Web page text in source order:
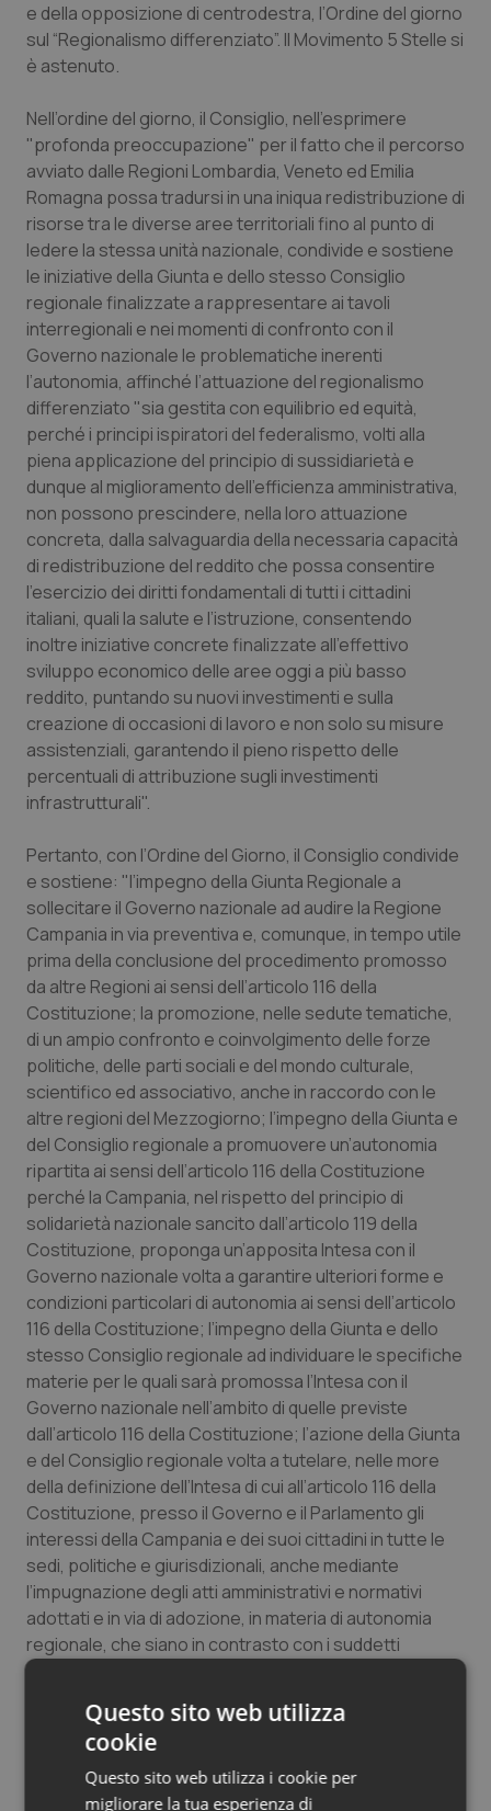
Friuli Venezia Giulia
Liguria
Lombardia
Marche
Molise
Piemonte
Provincia Autonoma di Bolzano
Provincia Autonoma di Trento
Puglia
Sardegna
Sicilia
Toscana
Umbria
Veneto
Dermatite Atopica
Disturbi dell’umore
Dolore
Donna & Salute
Epatiti
HIV
Infezioni & Febbre
Ipertensione & Scompenso
Malattie rare
Malattia di Crohn & Rettocolite Ulcerosa
Neuroscienze & patologie neurodegenerative
Obesità
Oftalmologia
Oncoematologia
Oncologia & Nutrizione
Psoriasi & pelle
Quotidiano Cardiologia
Quotidiano Chirurgia
Quotidiano Oncologia
Quotidiano Pediatria
Rene & patologie urogenitali
Salute orale & impianti
Sangue & coagulazione
Tiroide
Tumore al seno
Tumore ovarico
Tumori del Polmone & Testa Collo
Ulcera & Reflusso
Vaccini
e della opposizione di centrodestra, l’Ordine del giorno
sul “Regionalismo differenziato”. Il Movimento 5 Stelle si
è astenuto.
Nell’ordine del giorno, il Consiglio, nell’esprimere
"profonda preoccupazione" per il fatto che il percorso
avviato dalle Regioni Lombardia, Veneto ed Emilia
Romagna possa tradursi in una iniqua redistribuzione di
risorse tra le diverse aree territoriali fino al punto di
ledere la stessa unità nazionale, condivide e sostiene
le iniziative della Giunta e dello stesso Consiglio
regionale finalizzate a rappresentare ai tavoli
interregionali e nei momenti di confronto con il
Governo nazionale le problematiche inerenti
l’autonomia, affinché l’attuazione del regionalismo
differenziato "sia gestita con equilibrio ed equità,
perché i principi ispiratori del federalismo, volti alla
piena applicazione del principio di sussidiarietà e
dunque al miglioramento dell’efficienza amministrativa,
non possono prescindere, nella loro attuazione
concreta, dalla salvaguardia della necessaria capacità
di redistribuzione del reddito che possa consentire
l’esercizio dei diritti fondamentali di tutti i cittadini
italiani, quali la salute e l’istruzione, consentendo
inoltre iniziative concrete finalizzate all’effettivo
sviluppo economico delle aree oggi a più basso
reddito, puntando su nuovi investimenti e sulla
creazione di occasioni di lavoro e non solo su misure
assistenziali, garantendo il pieno rispetto delle
percentuali di attribuzione sugli investimenti
infrastrutturali".
Pertanto, con l’Ordine del Giorno, il Consiglio condivide
e sostiene: "l’impegno della Giunta Regionale a
sollecitare il Governo nazionale ad audire la Regione
Campania in via preventiva e, comunque, in tempo utile
prima della conclusione del procedimento promosso
da altre Regioni ai sensi dell’articolo 116 della
Costituzione; la promozione, nelle sedute tematiche,
di un ampio confronto e coinvolgimento delle forze
politiche, delle parti sociali e del mondo culturale,
scientifico ed associativo, anche in raccordo con le
altre regioni del Mezzogiorno; l’impegno della Giunta e
del Consiglio regionale a promuovere un’autonomia
ripartita ai sensi dell’articolo 116 della Costituzione
perché la Campania, nel rispetto del principio di
solidarietà nazionale sancito dall’articolo 119 della
Costituzione, proponga un’apposita Intesa con il
Governo nazionale volta a garantire ulteriori forme e
condizioni particolari di autonomia ai sensi dell’articolo
116 della Costituzione; l’impegno della Giunta e dello
stesso Consiglio regionale ad individuare le specifiche
materie per le quali sarà promossa l’Intesa con il
Governo nazionale nell’ambito di quelle previste
dall’articolo 116 della Costituzione; l’azione della Giunta
e del Consiglio regionale volta a tutelare, nelle more
della definizione dell’Intesa di cui all’articolo 116 della
Costituzione, presso il Governo e il Parlamento gli
interessi della Campania e dei suoi cittadini in tutte le
sedi, politiche e giurisdizionali, anche mediante
l’impugnazione degli atti amministrativi e normativi
adottati e in via di adozione, in materia di autonomia
regionale, che siano in contrasto con i suddetti
legittimi interessi; la richiesta al Governo nazionale,
all’articolo 116 della Costituzione, di non assumere
azioni volte alla riduzione delle risorse già assegnate
alla Regione Campania in attuazione di norme statali ed
atti di programmazione pluriennale, a partire dal
Questo sito web utilizza
cookie
Questo sito web utilizza i cookie per
migliorare la tua esperienza di